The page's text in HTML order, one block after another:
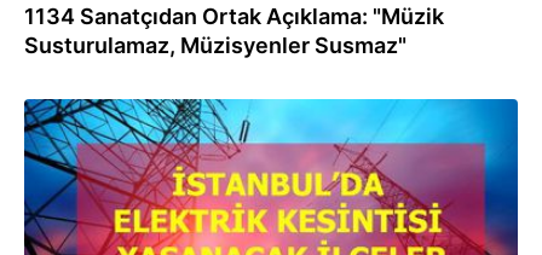
1134 Sanatçıdan Ortak Açıklama: "Müzik
Susturulamaz, Müzisyenler Susmaz"
27.01.2020